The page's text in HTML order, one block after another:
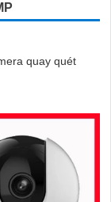
quay quét